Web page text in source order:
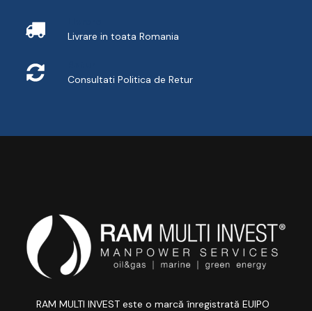
Livrare in toata Romania
Consultati Politica de Retur
RAM MULTI INVEST este o marcă înregistrată EUIPO